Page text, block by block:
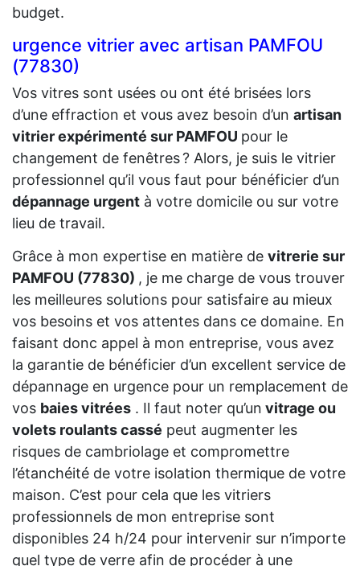
budget.
urgence vitrier avec artisan PAMFOU
(77830)
Vos vitres sont usées ou ont été brisées lors
d’une effraction et vous avez besoin d’un artisan
vitrier expérimenté sur PAMFOU pour le
changement de fenêtres ? Alors, je suis le vitrier
professionnel qu’il vous faut pour bénéficier d’un
dépannage urgent à votre domicile ou sur votre
lieu de travail.
Grâce à mon expertise en matière de vitrerie sur
PAMFOU (77830) , je me charge de vous trouver
les meilleures solutions pour satisfaire au mieux
vos besoins et vos attentes dans ce domaine. En
faisant donc appel à mon entreprise, vous avez
la garantie de bénéficier d’un excellent service de
dépannage en urgence pour un remplacement de
vos baies vitrées . Il faut noter qu’un vitrage ou
volets roulants cassé peut augmenter les
risques de cambriolage et compromettre
l’étanchéité de votre isolation thermique de votre
maison. C’est pour cela que les vitriers
professionnels de mon entreprise sont
disponibles 24 h/24 pour intervenir sur n’importe
quel type de verre afin de procéder à une